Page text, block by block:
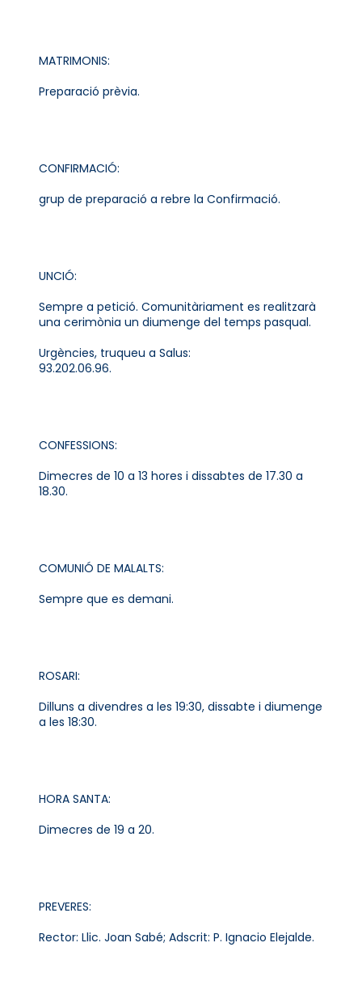
MATRIMONIS:
Preparació prèvia.
CONFIRMACIÓ:
grup de preparació a rebre la Confirmació.
UNCIÓ:
Sempre a petició. Comunitàriament es realitzarà
una cerimònia un diumenge del temps pasqual.
Urgències, truqueu a Salus:
93.202.06.96.
CONFESSIONS:
Dimecres de 10 a 13 hores i dissabtes de 17.30 a
18.30.
COMUNIÓ DE MALALTS:
Sempre que es demani.
ROSARI:
Dilluns a divendres a les 19:30, dissabte i diumenge
a les 18:30.
HORA SANTA:
Dimecres de 19 a 20.
PREVERES:
Rector: Llic. Joan Sabé; Adscrit: P. Ignacio Elejalde.